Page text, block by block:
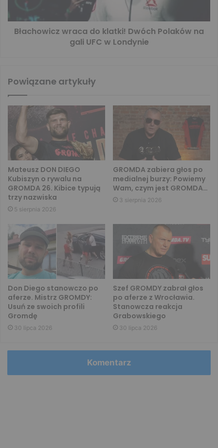
Błachowicz wraca do klatki! Dwóch Polaków na
gali UFC w Londynie
Powiązane artykuły
Mateusz DON DIEGO
Kubiszyn o rywalu na
GROMDA 26. Kibice typują
trzy nazwiska
5 sierpnia 2026
GROMDA zabiera głos po
medialnej burzy: Powiemy
Wam, czym jest GROMDA…
3 sierpnia 2026
Don Diego stanowczo po
aferze. Mistrz GROMDY:
Usuń ze swoich profili
Gromdę
30 lipca 2026
Szef GROMDY zabrał głos
po aferze z Wrocławia.
Stanowcza reakcja
Grabowskiego
30 lipca 2026
Komentarz